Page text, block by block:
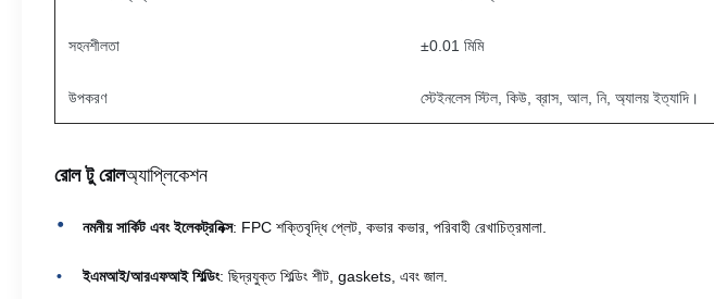
সহনশীলতা ±0.01 মিমি
উপকরণ স্টেইনলেস স্টিল, কিউ, ব্রাস, আল, নি, অ্যালয় ইত্যাদি।
রোল টু রোলঅ্যাপ্লিকেশন
নমনীয় সার্কিট এবং ইলেকট্রনিক্স: FPC শক্তিবৃদ্ধি প্লেট, কভার কভার, পরিবাহী রেখাচিত্রমালা.
ইএমআই/আরএফআই শিল্ডিং: ছিদ্রযুক্ত শিল্ডিং শীট, gaskets, এবং জাল.